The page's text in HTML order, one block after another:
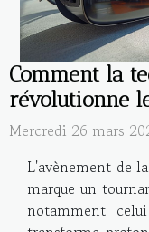
Comment la
révolutionne
Mercredi 26 mars
L'avènement de
marque un
notamment